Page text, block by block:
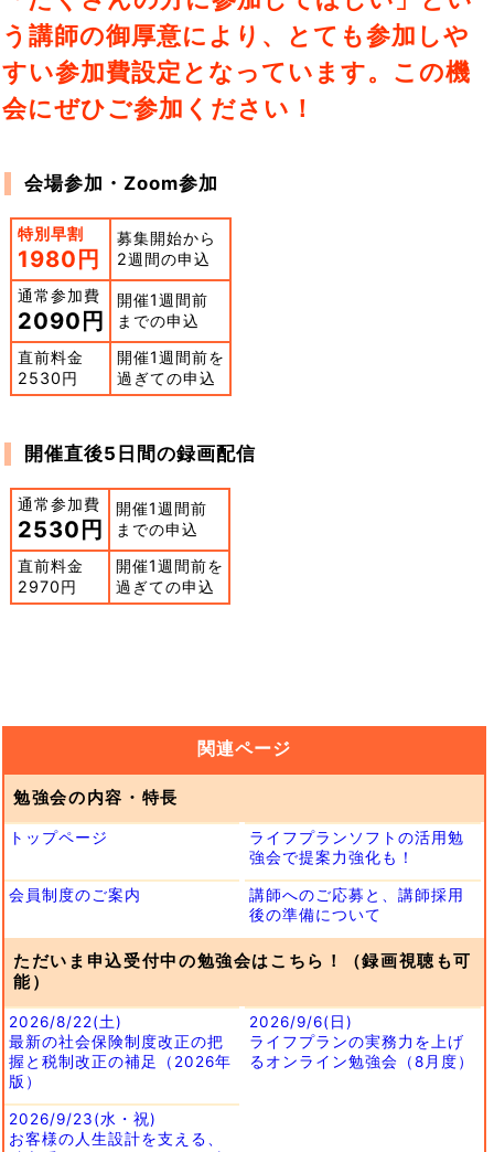
う講師の御厚意により、とても参加しや
すい参加費設定となっています。この機
会にぜひご参加ください！
会場参加・Zoom参加
特別早割
1980円
募集開始から
2週間の申込
通常参加費
2090円
開催1週間前
までの申込
直前料金
2530円
開催1週間前を
過ぎての申込
開催直後5日間の録画配信
通常参加費
2530円
開催1週間前
までの申込
直前料金
2970円
開催1週間前を
過ぎての申込
関連ページ
勉強会の内容・特長
トップページ
ライフプランソフトの活用勉
強会で提案力強化も！
会員制度のご案内
講師へのご応募と、講師採用
後の準備について
ただいま申込受付中の勉強会はこちら！（録画視聴も可
能）
2026/8/22(土)
最新の社会保険制度改正の把
握と税制改正の補足（2026年
版）
2026/9/6(日)
ライフプランの実務力を上げ
るオンライン勉強会（8月度）
2026/9/23(水・祝)
お客様の人生設計を支える、